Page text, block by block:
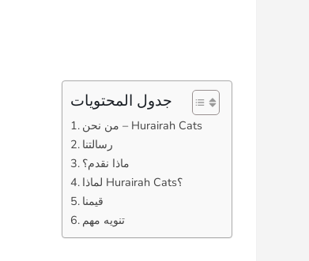
جدول المحتويات
من نحن – Hurairah Cats
رسالتنا
ماذا نقدم؟
لماذا Hurairah Cats؟
قيمنا
تنويه مهم